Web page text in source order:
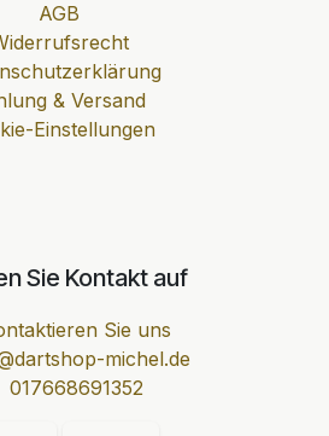
AGB
& Versand
Einstellungen
Sie Kontakt auf
Sie uns
michel.de
017668691352